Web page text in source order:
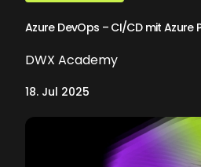
Azure DevOps – CI/CD mit Azure
DWX Academy
18. Jul 2025